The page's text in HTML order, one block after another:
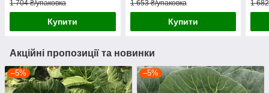
1 704 ₴/упаковка
Купити
1 653 ₴/упаковка
Купити
1
Акційні пропозиції та новинки
–5% –5%